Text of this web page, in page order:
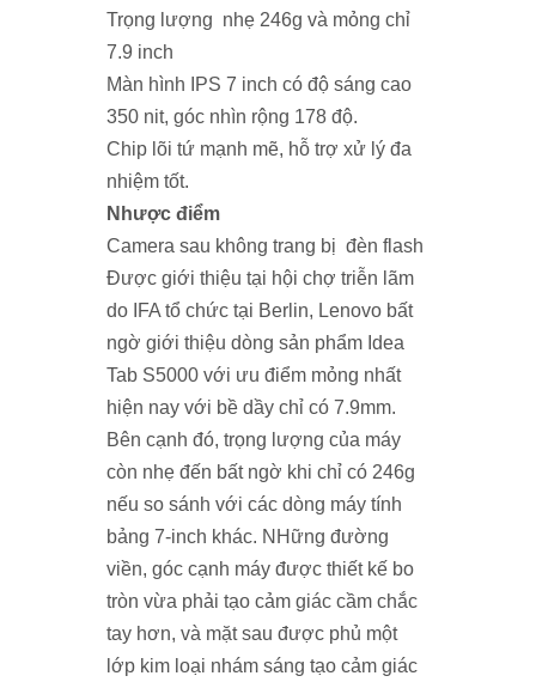
Trọng lượng nhẹ 246g và mỏng chỉ
7.9 inch
Màn hình IPS 7 inch có độ sáng cao
350 nit, góc nhìn rộng 178 độ.
Chip lõi tứ mạnh mẽ, hỗ trợ xử lý đa
nhiệm tốt.
Nhược điểm
Camera sau không trang bị đèn flash
Được giới thiệu tại hội chợ triễn lãm
do IFA tổ chức tại Berlin, Lenovo bất
ngờ giới thiệu dòng sản phẩm Idea
Tab S5000 với ưu điểm mỏng nhất
hiện nay với bề dầy chỉ có 7.9mm.
Bên cạnh đó, trọng lượng của máy
còn nhẹ đến bất ngờ khi chỉ có 246g
nếu so sánh với các dòng máy tính
bảng 7-inch khác. NHững đường
viền, góc cạnh máy được thiết kế bo
tròn vừa phải tạo cảm giác cầm chắc
tay hơn, và mặt sau được phủ một
lớp kim loại nhám sáng tạo cảm giác